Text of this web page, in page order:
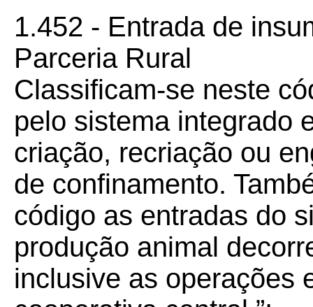
1.452 - Entrada de
Parceria Rural
Classificam-se neste
pelo sistema integrado
criação, recriação ou
de confinamento.
código as entradas do
produção animal
inclusive as operações